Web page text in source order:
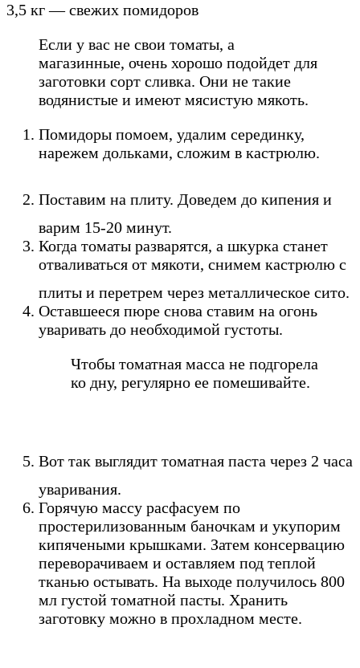
3,5 кг — свежих помидоров
Если у вас не свои томаты, а
магазинные, очень хорошо подойдет для
заготовки сорт сливка. Они не такие
водянистые и имеют мясистую мякоть.
Помидоры помоем, удалим серединку,
нарежем дольками, сложим в кастрюлю.
Поставим на плиту. Доведем до кипения и
варим 15-20 минут.
Когда томаты разварятся, а шкурка станет
отваливаться от мякоти, снимем кастрюлю с
плиты и перетрем через металлическое сито.
Оставшееся пюре снова ставим на огонь
уваривать до необходимой густоты.
Чтобы томатная масса не подгорела
ко дну, регулярно ее помешивайте.
Вот так выглядит томатная паста через 2 часа
уваривания.
Горячую массу расфасуем по
простерилизованным баночкам и укупорим
кипячеными крышками. Затем консервацию
переворачиваем и оставляем под теплой
тканью остывать. На выходе получилось 800
мл густой томатной пасты. Хранить
заготовку можно в прохладном месте.